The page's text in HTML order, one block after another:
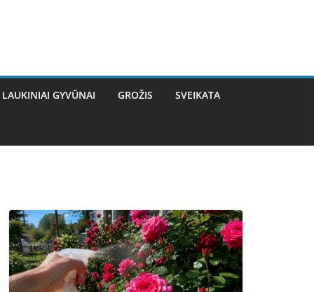
LAUKINIAI GYVŪNAI GROŽIS SVEIKATA